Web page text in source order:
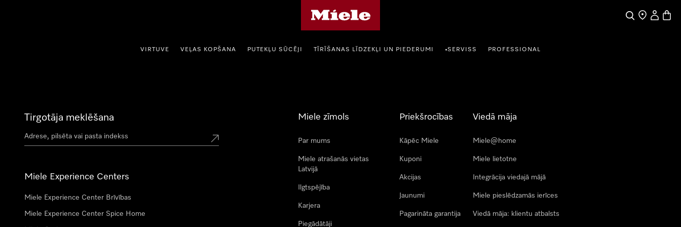
Meklēšana
TirgotājaLietotāja
VIRTUVE VEĻAS KOPŠANA PUTEKĻU SŪCĒJI TĪRĪŠANAS LĪDZEKĻI UN PIEDERUMI •SERVISS PROFESSIONAL
Tirgotāja meklēšana
Miele Experience Centers
Miele Experience Center Brīvības
Miele Experience Center Spice Home
Miele zīmols
Par mums
Miele atrašanās vietas
Latvijā
Ilgtspējība
Karjera
Piegādātāji
Priekšrocības
Kāpēc Miele
Kuponi
Akcijas
Jaunumi
Pagarināta garantija
Viedā māja
Miele@home
Miele lietotne
Integrācija viedajā mājā
Miele pieslēdzamās ierīces
Viedā māja: klientu atbalsts